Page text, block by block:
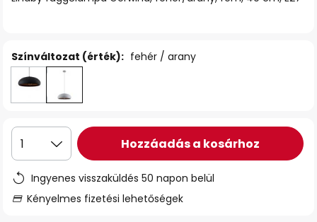
Színváltozat (érték): fehér / arany
1 Hozzáadás a kosárhoz
Ingyenes visszaküldés 50 napon belül
Kényelmes fizetési lehetőségek